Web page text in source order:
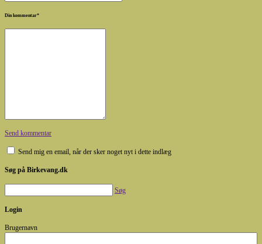
Din kommentar*
Send kommentar
Send mig en email, når der sker noget nyt i dette indlæg
Søg på Birkevang.dk
Søg
Login
Brugernavn